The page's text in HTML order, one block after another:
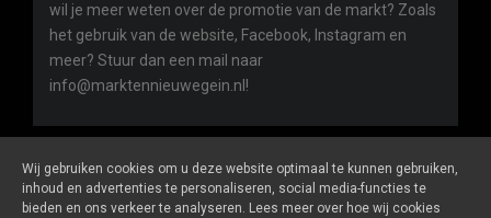
wil je meer weten over de promotie van de markt? Zoals
het gebruik van de website, Facebook, Instagram en
meer? Stuur dan een mail naar
info@marktennieuwegein.nl!
Wij gebruiken cookies om u deze website optimaal te kunnen gebruiken,
inhoud en advertenties te personaliseren, social media-functies te
bieden en ons verkeer te analyseren. Lees meer over hoe wij cookies